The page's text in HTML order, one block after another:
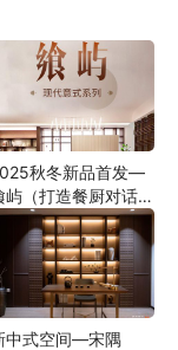
秋冬新品首发—
屿（打造餐厨对话新
式）
中式空间—宋隅